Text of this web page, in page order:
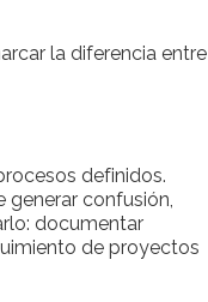
la diferencia entre
definidos.
generar confusión,
documentar
de proyectos